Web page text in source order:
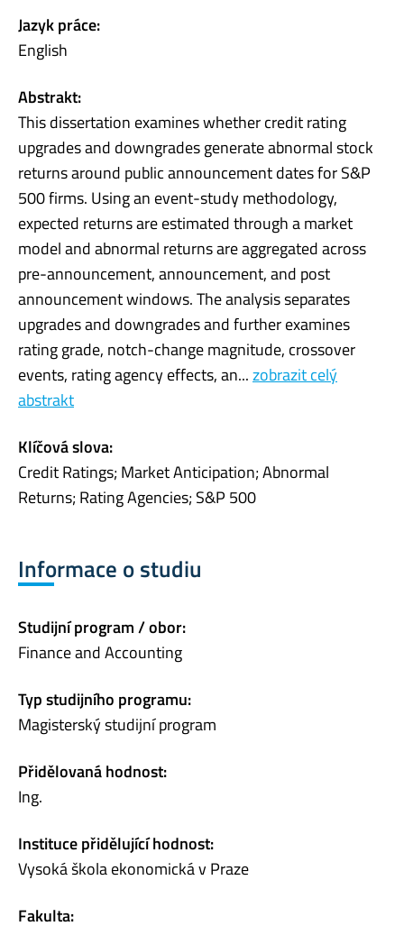
Jazyk práce:
English
Abstrakt:
This dissertation examines whether credit rating
upgrades and downgrades generate abnormal stock
returns around public announcement dates for S&P
500 firms. Using an event-study methodology,
expected returns are estimated through a market
model and abnormal returns are aggregated across
pre-announcement, announcement, and post
announcement windows. The analysis separates
upgrades and downgrades and further examines
rating grade, notch-change magnitude, crossover
events, rating agency effects, an...zobrazit celý
abstrakt
Klíčová slova:
Credit Ratings; Market Anticipation; Abnormal
Returns; Rating Agencies; S&P 500
Informace o studiu
Studijní program / obor:
Finance and Accounting
Typ studijního programu:
Magisterský studijní program
Přidělovaná hodnost:
Ing.
Instituce přidělující hodnost:
Vysoká škola ekonomická v Praze
Fakulta: